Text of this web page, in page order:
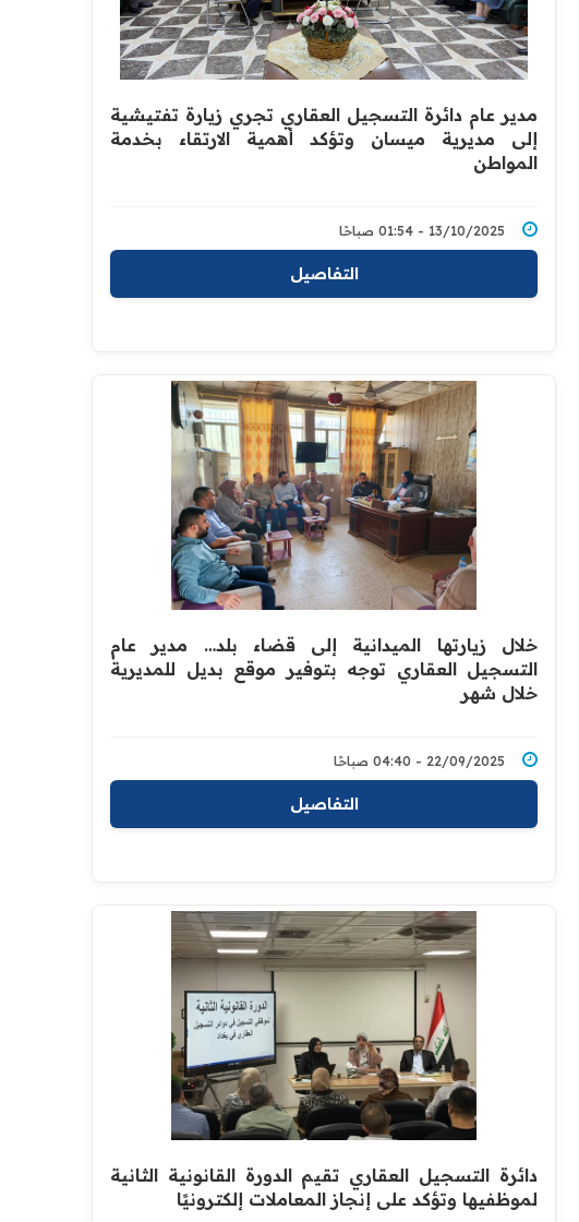
مدير عام دائرة التسجيل العقاري تجري زيارة تفتيشية
إلى مديرية ميسان وتؤكد أهمية الارتقاء بخدمة
المواطن
13/10/2025 - 01:54 صباحًا
التفاصيل
خلال زيارتها الميدانية إلى قضاء بلد… مدير عام
التسجيل العقاري توجه بتوفير موقع بديل للمديرية
خلال شهر
22/09/2025 - 04:40 صباحًا
التفاصيل
دائرة التسجيل العقاري تقيم الدورة القانونية الثانية
لموظفيها وتؤكد على إنجاز المعاملات إلكترونيًا